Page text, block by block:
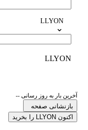
LLYON
LLYON
آخرین بار به روز رسانی --
بازنشانی صفحه
اکنون LLYON را بخرید